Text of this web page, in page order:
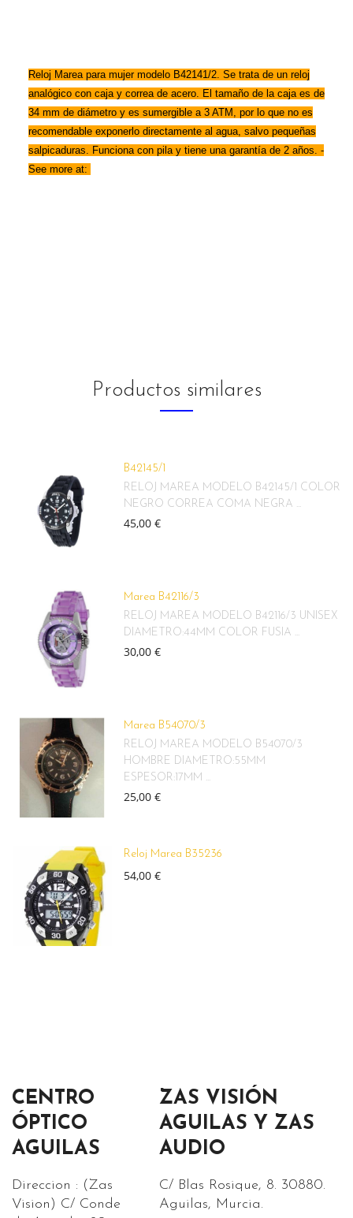
Reloj Marea para mujer modelo B42141/2. Se trata de un reloj
analógico con caja y correa de acero. El tamaño de la caja es de
34 mm de diámetro y es sumergible a 3 ATM, por lo que no es
recomendable exponerlo directamente al agua, salvo pequeñas
salpicaduras. Funciona con pila y tiene una garantía de 2 años. -
See more at:
Productos similares
B42145/1
RELOJ MAREA MODELO B42145/1 COLOR
NEGRO CORREA COMA NEGRA ...
45,00 €
Marea B42116/3
RELOJ MAREA MODELO B42116/3 UNISEX
DIAMETRO:44MM COLOR FUSIA ...
30,00 €
Marea B54070/3
RELOJ MAREA MODELO B54070/3
HOMBRE DIAMETRO:55MM
ESPESOR:17MM ...
25,00 €
Reloj Marea B35236
54,00 €
CENTRO
ÓPTICO
AGUILAS
Direccion : (Zas
Vision) C/ Conde
ZAS VISIÓN
AGUILAS Y ZAS
AUDIO
C/ Blas Rosique, 8. 30880.
Aguilas, Murcia.